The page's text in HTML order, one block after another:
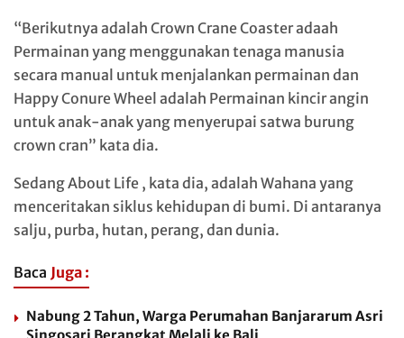
“Berikutnya adalah Crown Crane Coaster adaah
Permainan yang menggunakan tenaga manusia
secara manual untuk menjalankan permainan dan
Happy Conure Wheel adalah Permainan kincir angin
untuk anak-anak yang menyerupai satwa burung
crown cran” kata dia.
Sedang About Life , kata dia, adalah Wahana yang
menceritakan siklus kehidupan di bumi. Di antaranya
salju, purba, hutan, perang, dan dunia.
Baca Juga :
Nabung 2 Tahun, Warga Perumahan Banjararum Asri
Singosari Berangkat Melali ke Bali